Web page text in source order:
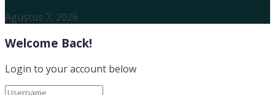
Agustus 7, 2026
Welcome Back!
Login to your account below